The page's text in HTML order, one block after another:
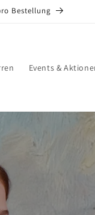
Bestellung
Events &